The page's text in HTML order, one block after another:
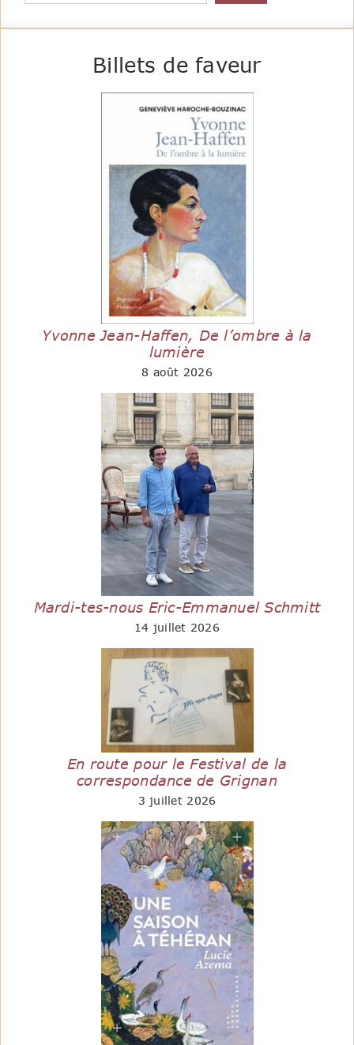
Billets de faveur
Yvonne Jean-Haffen, De l’ombre à la
lumière
8 août 2026
Mardi-tes-nous Eric-Emmanuel Schmitt
14 juillet 2026
En route pour le Festival de la
correspondance de Grignan
3 juillet 2026